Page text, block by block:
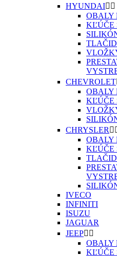
HYUNDAI 
OBALY
KĽÚČE
CHEVROLET
OBALY
KĽÚČE
CHRYSLER 
OBALY
KĽÚČE
IVECO
INFINITI
ISUZU
JAGUAR
JEEP 
OBALY
KĽÚČE